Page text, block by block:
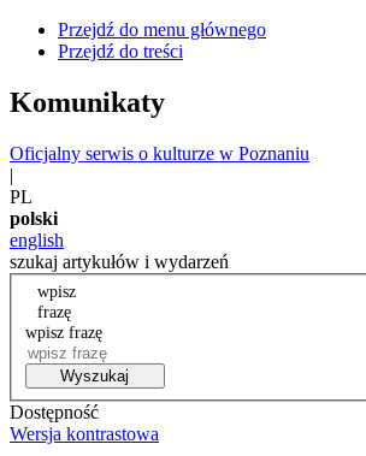
Przejdź do menu głównego
Przejdź do treści
Komunikaty
Oficjalny serwis o kulturze w Poznaniu
|
PL
polski
english
szukaj artykułów i wydarzeń
wpisz
frazę
wpisz frazę
Wyszukaj
Dostępność
Wersja kontrastowa